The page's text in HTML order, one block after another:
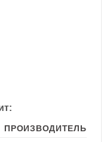
ПРОИЗВОДИТЕЛЬ